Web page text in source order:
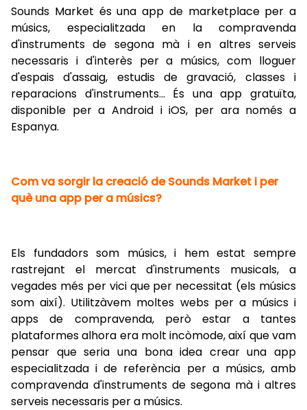
Sounds Market és una app de marketplace per a
músics, especialitzada en la compravenda
d'instruments de segona mà i en altres serveis
necessaris i d'interès per a músics, com lloguer
d'espais d'assaig, estudis de gravació, classes i
reparacions d'instruments… És una app gratuïta,
disponible per a Android i iOS, per ara només a
Espanya.
Com va sorgir la creació de Sounds Market i per
què una app per a músics?
Els fundadors som músics, i hem estat sempre
rastrejant el mercat d'instruments musicals, a
vegades més per vici que per necessitat (els músics
som així). Utilitzàvem moltes webs per a músics i
apps de compravenda, però estar a tantes
plataformes alhora era molt incòmode, així que vam
pensar que seria una bona idea crear una app
especialitzada i de referència per a músics, amb
compravenda d'instruments de segona mà i altres
serveis necessaris per a músics.